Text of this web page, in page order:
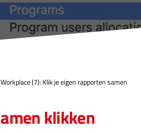
(7): Klik je eigen rapporten samen
klikken